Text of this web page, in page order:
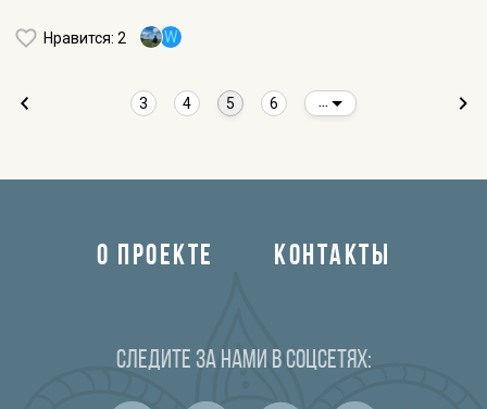
Нравится: 2 W
3 4 5 6
О ПРОЕКТЕ КОНТАКТЫ
Следите за нами в соцсетях: